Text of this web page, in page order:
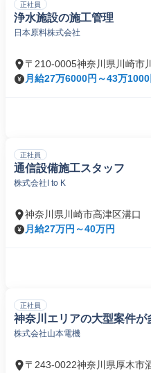
正社員
浄水施設の施工管理
日本原料株式会社
〒210-0005神奈川県川崎市
月給27万6000円～43万1000
正社員
通信設備施工スタッフ
株式会社I to K
神奈川県川崎市高津区溝口
月給27万円～40万円
正社員
神奈川エリアの大型案件
株式会社山本電機
〒243-0022神奈川県厚木市